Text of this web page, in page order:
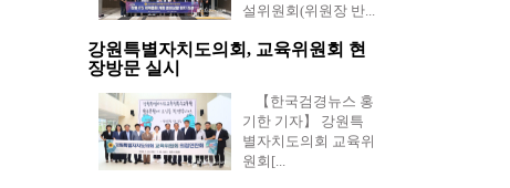
설위원회(위원장 반...
강원특별자치도의회, 교육위원회 현
장방문 실시
【한국검경뉴스 홍
기한 기자】 강원특
별자치도의회 교육위
원회[...